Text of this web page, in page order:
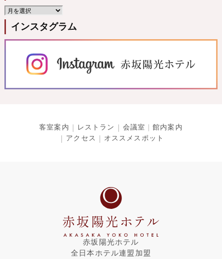
インスタグラム
客室案内 レストラン 会議室
館内案内
アクセス
オススメスポット
赤坂陽光ホテル
全日本ホテル連盟加盟